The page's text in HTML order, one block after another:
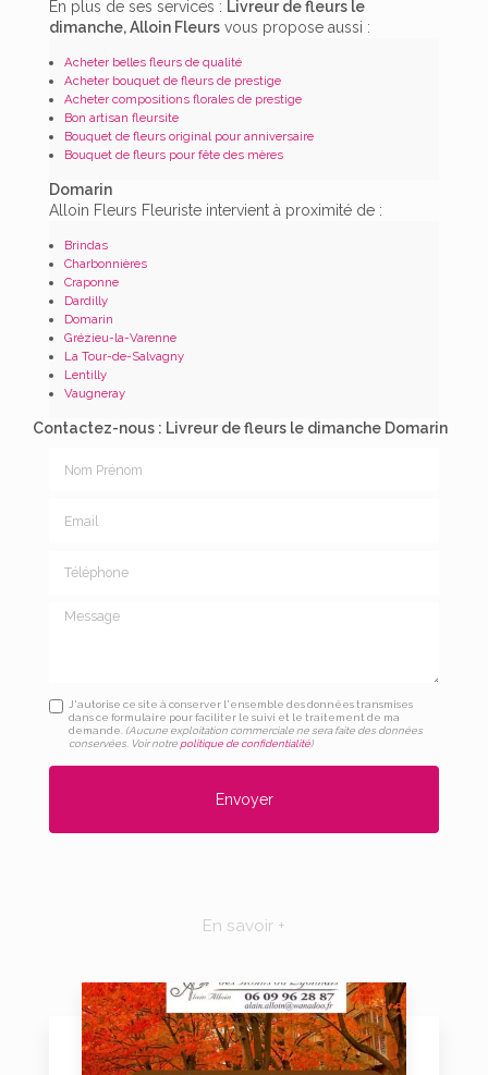
En plus de ses services : Livreur de fleurs le
dimanche, Alloin Fleurs vous propose aussi :
Acheter belles fleurs de qualité
Acheter bouquet de fleurs de prestige
Acheter compositions florales de prestige
Bon artisan fleursite
Bouquet de fleurs original pour anniversaire
Bouquet de fleurs pour fête des mères
Domarin
Alloin Fleurs Fleuriste intervient à proximité de :
Brindas
Charbonnières
Craponne
Dardilly
Domarin
Grézieu-la-Varenne
La Tour-de-Salvagny
Lentilly
Vaugneray
Contactez-nous : Livreur de fleurs le dimanche Domarin
Message
J'autorise ce site à conserver l'ensemble des données transmises
dans ce formulaire pour faciliter le suivi et le traitement de ma
demande. (Aucune exploitation commerciale ne sera faite des données
conservées. Voir notre politique de confidentialité)
En savoir +